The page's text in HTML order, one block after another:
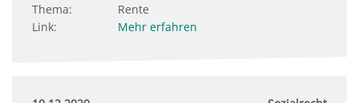
Thema:
Rente
Link:
Mehr erfahren